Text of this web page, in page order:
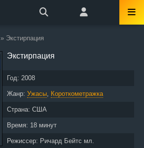
» Экстирпация
Экстирпация
Год: 2008
Жанр: Ужасы, Короткометражка
Страна: США
Время: 18 минут
Режиссер: Ричард Бейтс мл.